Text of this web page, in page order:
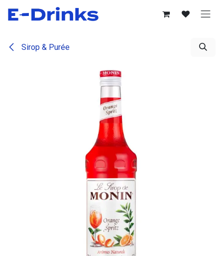
Se rendre au contenu
Sirop & Purée